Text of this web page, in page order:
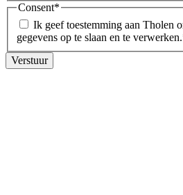
Consent*
Ik geef toestemming aan Tholen
gegevens op te slaan en te verwerken.